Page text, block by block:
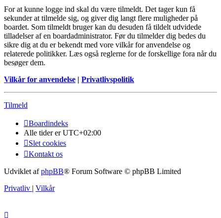
For at kunne logge ind skal du være tilmeldt. Det tager kun få
sekunder at tilmelde sig, og giver dig langt flere muligheder på
boardet. Som tilmeldt bruger kan du desuden få tildelt udvidede
tilladelser af en boardadministrator. Før du tilmelder dig bedes du
sikre dig at du er bekendt med vore vilkår for anvendelse og
relaterede politikker. Læs også reglerne for de forskellige fora når du
besøger dem.
Vilkår for anvendelse | Privatlivspolitik
Tilmeld
Boardindeks
Alle tider erUTC+02:00
Slet cookies
Kontakt os
Udviklet afphpBB® Forum Software © phpBB Limited
Privatliv | Vilkår